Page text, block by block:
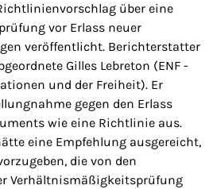
über eine
vor Erlass neuer
veröffentlicht. Berichterstatter
Gilles Lebreton (ENF -
und der Freiheit). Er
gegen den Erlass
wie eine Richtlinie aus.
eine Empfehlung ausgereicht,
die von den
Verhältnismäßigkeitsprüfung